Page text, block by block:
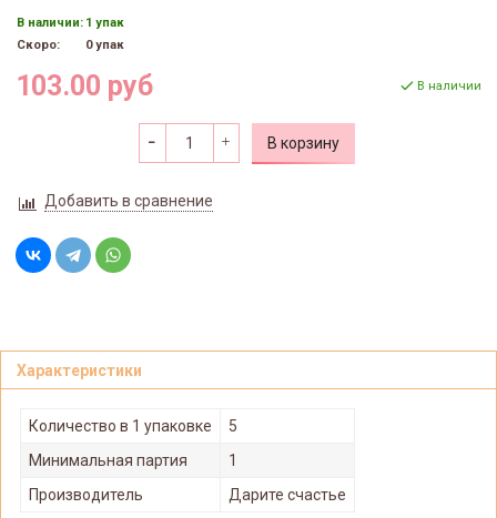
В наличии: 1 упак
Скоро:
0 упак
103.00 руб В наличии
В корзину
Добавить в сравнение
Характеристики
Количество в 1 упаковке
5
Минимальная партия
1
Производитель
Дарите счастье